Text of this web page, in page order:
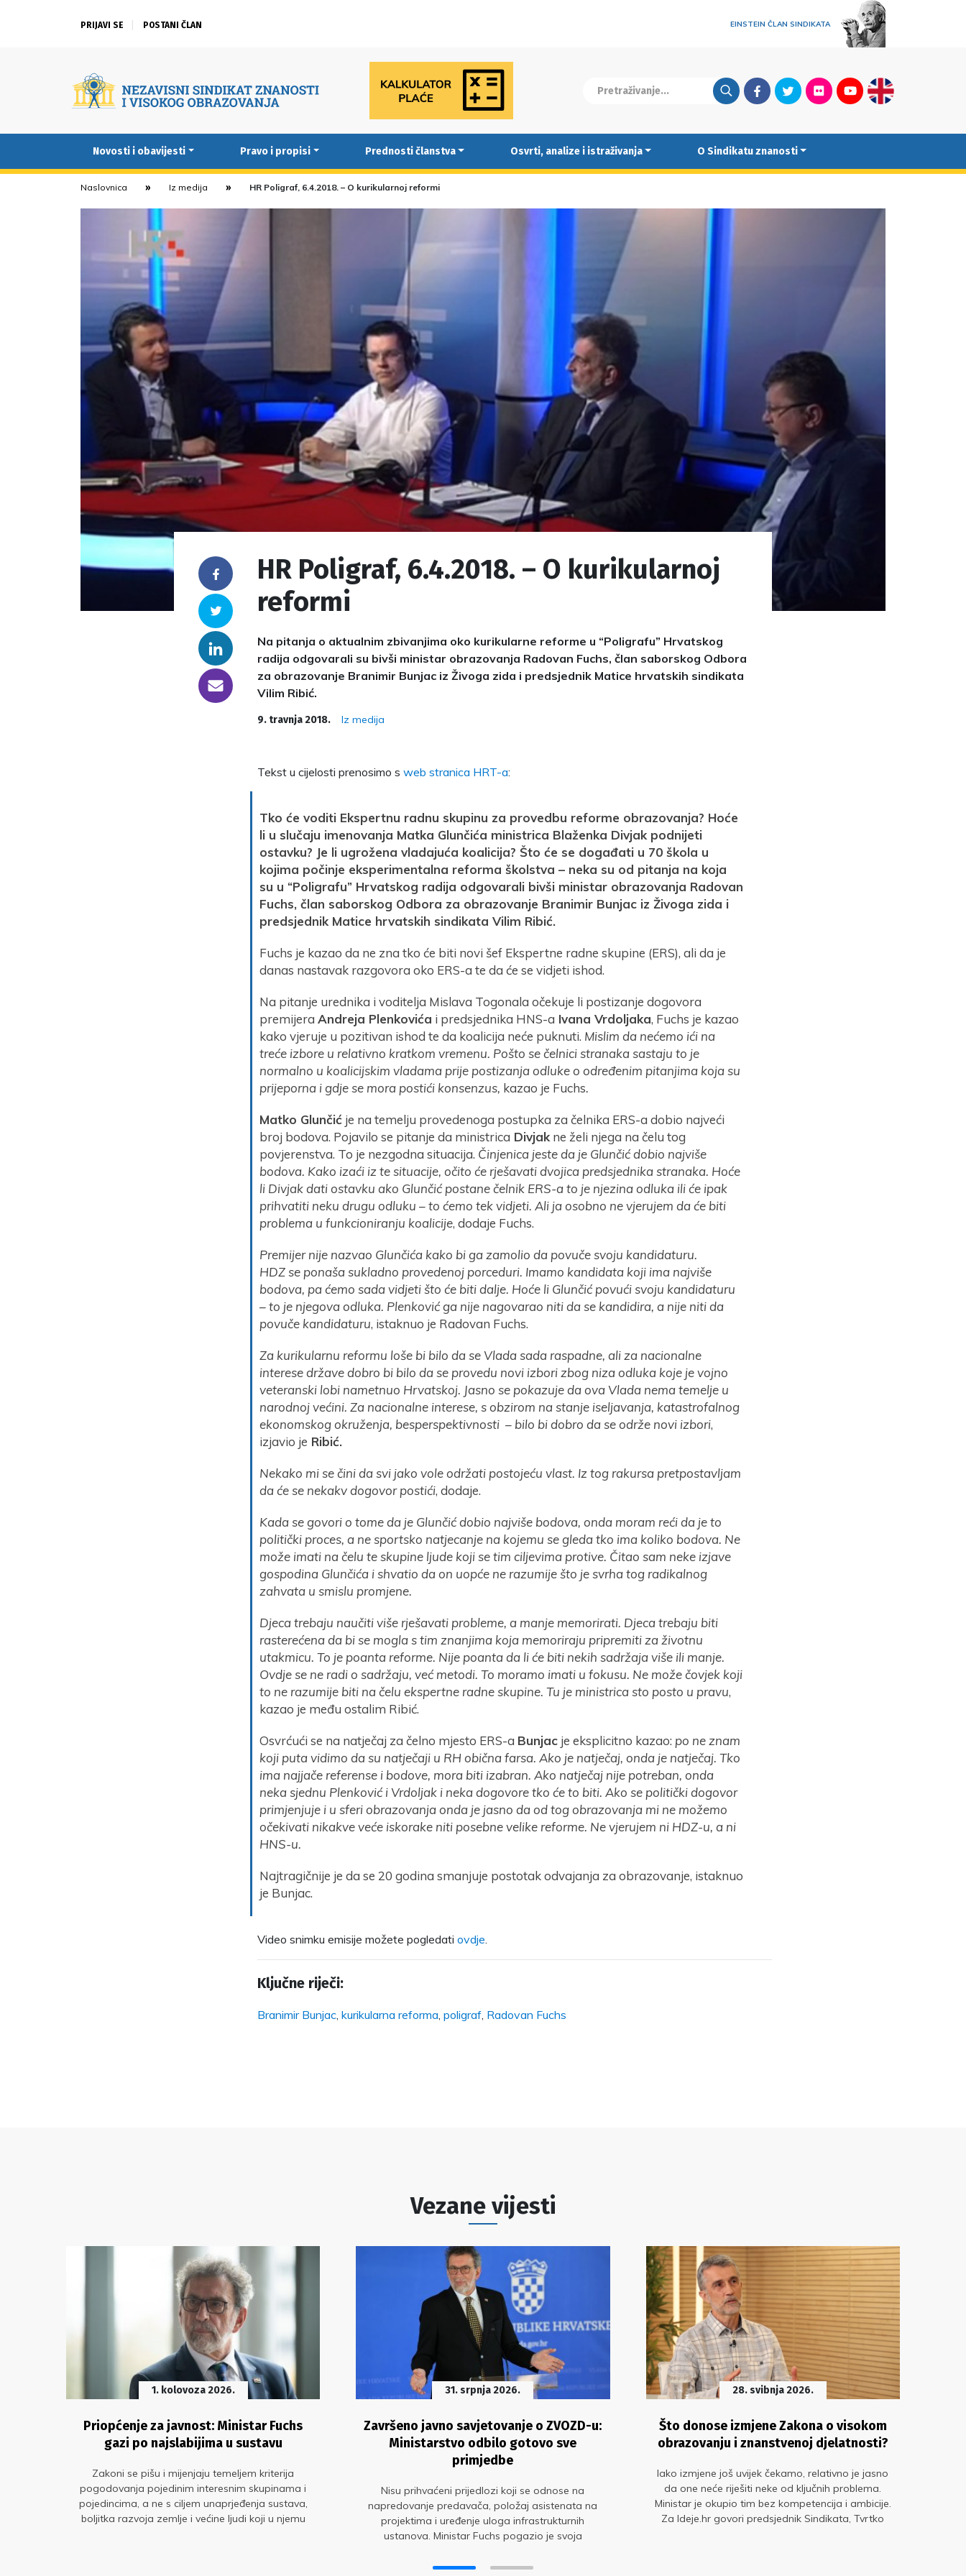
PRIJAVI SE POSTANI ČLAN EINSTEIN ČLAN SINDIKATA
FacebookTwitterFlickrYoutubeEnglish
Novosti i obavijesti Pravo i propisi Prednosti članstva Osvrti, analize i istraživanja O Sindikatu znanosti
Naslovnica Iz medija HR Poligraf, 6.4.2018. – O kurikularnoj reformi
Facebook
Twitter
Linkedin
someone@yoursite.com
HR Poligraf, 6.4.2018. – O kurikularnoj
reformi
Na pitanja o aktualnim zbivanjima oko kurikularne reforme u “Poligrafu” Hrvatskog
radija odgovarali su bivši ministar obrazovanja Radovan Fuchs, član saborskog Odbora
za obrazovanje Branimir Bunjac iz Živoga zida i predsjednik Matice hrvatskih sindikata
Vilim Ribić.
9. travnja 2018. Iz medija
Tekst u cijelosti prenosimo s web stranica HRT-a:
Tko će voditi Ekspertnu radnu skupinu za provedbu reforme obrazovanja? Hoće
li u slučaju imenovanja Matka Glunčića ministrica Blaženka Divjak podnijeti
ostavku? Je li ugrožena vladajuća koalicija? Što će se događati u 70 škola u
kojima počinje eksperimentalna reforma školstva – neka su od pitanja na koja
su u “Poligrafu” Hrvatskog radija odgovarali bivši ministar obrazovanja Radovan
Fuchs, član saborskog Odbora za obrazovanje Branimir Bunjac iz Živoga zida i
predsjednik Matice hrvatskih sindikata Vilim Ribić.
Fuchs je kazao da ne zna tko će biti novi šef Ekspertne radne skupine (ERS), ali da je
danas nastavak razgovora oko ERS-a te da će se vidjeti ishod.
Na pitanje urednika i voditelja Mislava Togonala očekuje li postizanje dogovora
premijera Andreja Plenkovića i predsjednika HNS-a Ivana Vrdoljaka, Fuchs je kazao
kako vjeruje u pozitivan ishod te da koalicija neće puknuti. Mislim da nećemo ići na
treće izbore u relativno kratkom vremenu. Pošto se čelnici stranaka sastaju to je
normalno u koalicijskim vladama prije postizanja odluke o određenim pitanjima koja su
prijeporna i gdje se mora postići konsenzus, kazao je Fuchs.
Matko Glunčić je na temelju provedenoga postupka za čelnika ERS-a dobio najveći
broj bodova. Pojavilo se pitanje da ministrica Divjak ne želi njega na čelu tog
povjerenstva. To je nezgodna situacija. Činjenica jeste da je Glunčić dobio najviše
bodova. Kako izaći iz te situacije, očito će rješavati dvojica predsjednika stranaka. Hoće
li Divjak dati ostavku ako Glunčić postane čelnik ERS-a to je njezina odluka ili će ipak
prihvatiti neku drugu odluku – to ćemo tek vidjeti. Ali ja osobno ne vjerujem da će biti
problema u funkcioniranju koalicije, dodaje Fuchs.
Premijer nije nazvao Glunčića kako bi ga zamolio da povuče svoju kandidaturu.
HDZ se ponaša sukladno provedenoj porceduri. Imamo kandidata koji ima najviše
bodova, pa ćemo sada vidjeti što će biti dalje. Hoće li Glunčić povući svoju kandidaturu
– to je njegova odluka. Plenković ga nije nagovarao niti da se kandidira, a nije niti da
povuče kandidaturu, istaknuo je Radovan Fuchs.
Za kurikularnu reformu loše bi bilo da se Vlada sada raspadne, ali za nacionalne
interese države dobro bi bilo da se provedu novi izbori zbog niza odluka koje je vojno
veteranski lobi nametnuo Hrvatskoj. Jasno se pokazuje da ova Vlada nema temelje u
narodnoj većini. Za nacionalne interese, s obzirom na stanje iseljavanja, katastrofalnog
ekonomskog okruženja, besperspektivnosti – bilo bi dobro da se održe novi izbori,
izjavio je Ribić.
Nekako mi se čini da svi jako vole održati postojeću vlast. Iz tog rakursa pretpostavljam
da će se nekakv dogovor postići, dodaje.
Kada se govori o tome da je Glunčić dobio najviše bodova, onda moram reći da je to
politički proces, a ne sportsko natjecanje na kojemu se gleda tko ima koliko bodova. Ne
može imati na čelu te skupine ljude koji se tim ciljevima protive. Čitao sam neke izjave
gospodina Glunčića i shvatio da on uopće ne razumije što je svrha tog radikalnog
zahvata u smislu promjene.
Djeca trebaju naučiti više rješavati probleme, a manje memorirati. Djeca trebaju biti
rasterećena da bi se mogla s tim znanjima koja memoriraju pripremiti za životnu
utakmicu. To je poanta reforme. Nije poanta da li će biti nekih sadržaja više ili manje.
Ovdje se ne radi o sadržaju, već metodi. To moramo imati u fokusu. Ne može čovjek koji
to ne razumije biti na čelu ekspertne radne skupine. Tu je ministrica sto posto u pravu,
kazao je među ostalim Ribić.
Osvrćući se na natječaj za čelno mjesto ERS-a Bunjac je eksplicitno kazao: po ne znam
koji puta vidimo da su natječaji u RH obična farsa. Ako je natječaj, onda je natječaj. Tko
ima najjače referense i bodove, mora biti izabran. Ako natječaj nije potreban, onda
neka sjednu Plenković i Vrdoljak i neka dogovore tko će to biti. Ako se politički dogovor
primjenjuje i u sferi obrazovanja onda je jasno da od tog obrazovanja mi ne možemo
očekivati nikakve veće iskorake niti posebne velike reforme. Ne vjerujem ni HDZ-u, a ni
HNS-u.
Najtragičnije je da se 20 godina smanjuje postotak odvajanja za obrazovanje, istaknuo
je Bunjac.
Video snimku emisije možete pogledati ovdje.
Ključne riječi:
Branimir Bunjac, kurikularna reforma, poligraf, Radovan Fuchs
Vezane vijesti
1. kolovoza 2026.
Priopćenje za javnost: Ministar Fuchs
gazi po najslabijima u sustavu
Zakoni se pišu i mijenjaju temeljem kriterija
pogodovanja pojedinim interesnim skupinama i
pojedincima, a ne s ciljem unaprjeđenja sustava,
boljitka razvoja zemlje i većine ljudi koji u njemu
31. srpnja 2026.
Završeno javno savjetovanje o ZVOZD-u:
Ministarstvo odbilo gotovo sve
primjedbe
Nisu prihvaćeni prijedlozi koji se odnose na
napredovanje predavača, položaj asistenata na
projektima i uređenje uloga infrastrukturnih
ustanova. Ministar Fuchs pogazio je svoja
28. svibnja 2026.
Što donose izmjene Zakona o visokom
obrazovanju i znanstvenoj djelatnosti?
Iako izmjene još uvijek čekamo, relativno je jasno
da one neće riješiti neke od ključnih problema.
Ministar je okupio tim bez kompetencija i ambicije.
Za Ideje.hr govori predsjednik Sindikata, Tvrtko